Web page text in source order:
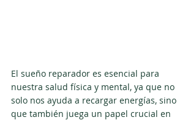
El sueño reparador es esencial para
nuestra salud física y mental, ya que no
solo nos ayuda a recargar energías, sino
que también juega un papel crucial en